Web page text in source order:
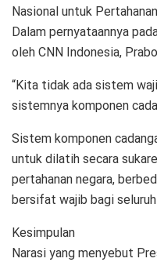
Nasional untuk
Dalam pernyataannya
oleh CNN Indonesia,
“Kita tidak ada sistem
sistemnya komponen
Sistem komponen
untuk dilatih secara
pertahanan negara,
bersifat wajib bagi
Kesimpulan
Narasi yang menyebut